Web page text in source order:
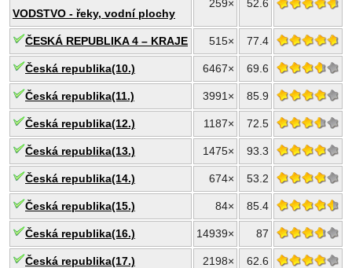
VODSTVO - řeky, vodní plochy
259× 52.6
ČESKÁ REPUBLIKA 4 – KRAJE 515× 77.4
Česká republika(10.) 6467× 69.6
Česká republika(11.) 3991× 85.9
Česká republika(12.) 1187× 72.5
Česká republika(13.) 1475× 93.3
Česká republika(14.) 674× 53.2
Česká republika(15.) 84× 85.4
Česká republika(16.) 14939× 87
Česká republika(17.) 2198× 62.6